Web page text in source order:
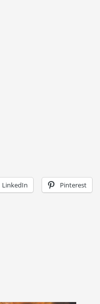
LinkedIn Pinterest